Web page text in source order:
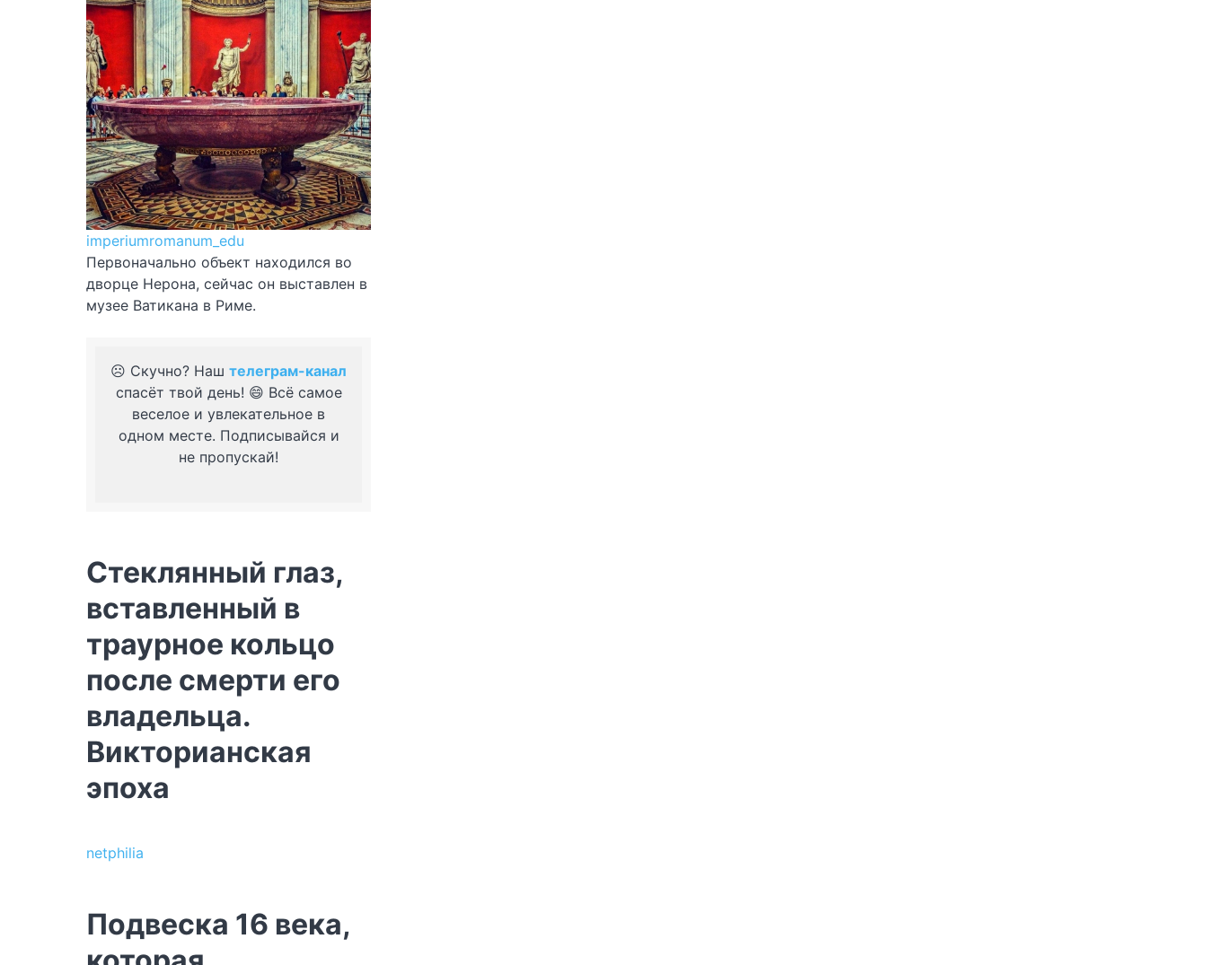
imperiumromanum_edu
Первоначально объект находился во
дворце Нерона, сейчас он выставлен в
музее Ватикана в Риме.
☹️ Скучно? Наш телеграм-канал
спасёт твой день! 😄 Всё самое
веселое и увлекательное в
одном месте. Подписывайся и
не пропускай!
Стеклянный глаз,
вставленный в
траурное кольцо
после смерти его
владельца.
Викторианская
эпоха
netphilia
Подвеска 16 века,